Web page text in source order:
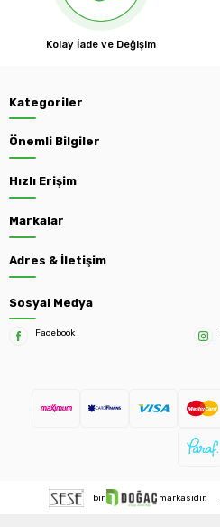
Kolay İade ve Değişim
Kategoriler
Önemli Bilgiler
Hızlı Erişim
Markalar
Adres & İletişim
Sosyal Medya
Facebook
bir markasıdır.